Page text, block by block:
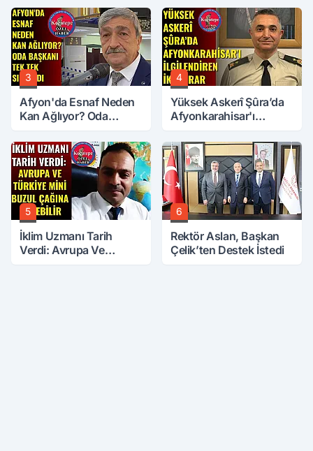
Nasıl Olacak?
3
Afyon'da Esnaf Neden
Kan Ağlıyor? Oda
4
Yüksek Askerî Şûra’da
Afyonkarahisar'ı
5
İklim Uzmanı Tarih
Verdi: Avrupa Ve
6
Rektör Aslan, Başkan
Çelik’ten Destek İstedi